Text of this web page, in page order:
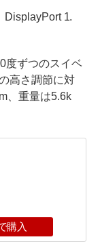
1.
度ずつのスイベ
高さ調節に対
、重量は5.6k
購入